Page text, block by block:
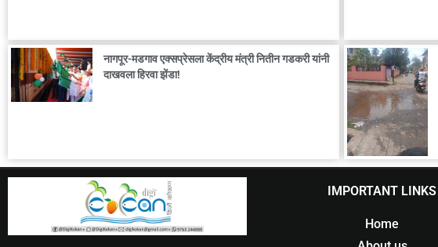
नागपूर-मडगाव एक्सप्रेसला केंद्रीय मंत्री नितीन गडकरी यांनी
दाखवला हिरवा झेंडा!
IMPORTANT LINKS
Home